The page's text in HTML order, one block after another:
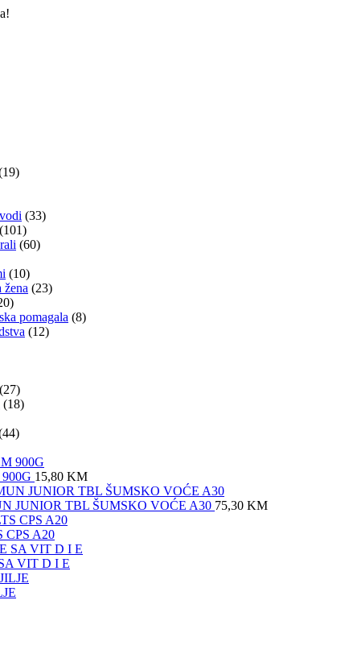
(33)
(101)
(60)
(10)
žena (23)
pomagala (8)
(12)
(27)
(18)
15,80 KM
JUNIOR TBL ŠUMSKO VOĆE A30 75,30 KM
A20
VIT D I E